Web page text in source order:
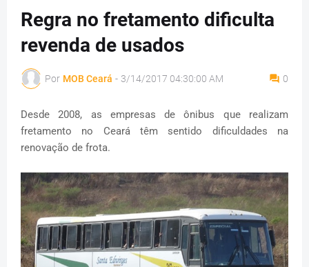
Regra no fretamento dificulta
revenda de usados
Por MOB Ceará - 3/14/2017 04:30:00 AM 0
Desde 2008, as empresas de ônibus que realizam
fretamento no Ceará têm sentido dificuldades na
renovação de frota.